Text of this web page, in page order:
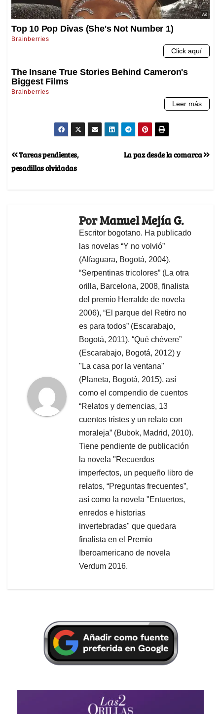
La paz desde la comarca
Tareas pendientes,
pesadillas olvidadas
PorManuel Mejía G.
Escritor bogotano. Ha publicado
las novelas “Y no volvió”
(Alfaguara, Bogotá, 2004),
“Serpentinas tricolores” (La otra
orilla, Barcelona, 2008, finalista
del premio Herralde de novela
2006), “El parque del Retiro no
es para todos” (Escarabajo,
Bogotá, 2011), “Qué chévere”
(Escarabajo, Bogotá, 2012) y
"La casa por la ventana"
(Planeta, Bogotá, 2015), así
como el compendio de cuentos
“Relatos y demencias, 13
cuentos tristes y un relato con
moraleja” (Bubok, Madrid, 2010).
Tiene pendiente de publicación
la novela "Recuerdos
imperfectos, un pequeño libro de
relatos, “Preguntas frecuentes”,
así como la novela "Entuertos,
enredos e historias
invertebradas" que quedara
finalista en el Premio
Iberoamericano de novela
Verdum 2016.